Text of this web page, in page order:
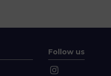
Follow us